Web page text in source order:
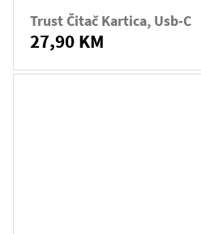
Trust Čitač Kartica, Usb-C
27,90 KM